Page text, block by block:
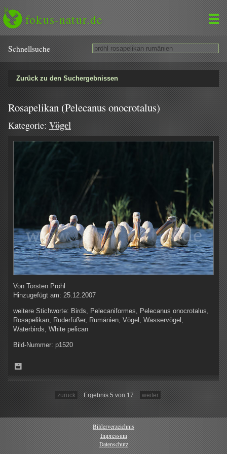
fokus-natur.de
Schnell­suche
Zurück zu den Suchergebnissen
Rosapelikan (Pelecanus onocrotalus)
Kategorie: Vögel
Von Torsten Pröhl
Hinzugefügt am: 25.12.2007
weitere Stichworte: Birds, Pelecaniformes, Pelecanus onocrotalus,
Rosapelikan, Ruderfüßer, Rumänien, Vögel, Wasservögel,
Waterbirds, White pelican
Bild-Nummer: p1520
zurück Ergebnis 5 von 17 weiter
Bilderverzeichnis
Impressum
Datenschutz